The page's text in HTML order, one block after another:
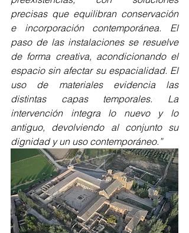
precisas que equilibran conservación
e incorporación contemporánea. El
paso de las instalaciones se resuelve
de forma creativa, acondicionando el
espacio sin afectar su espacialidad. El
uso de materiales evidencia las
distintas capas temporales. La
intervención integra lo nuevo y lo
antiguo, devolviendo al conjunto su
dignidad y un uso contemporáneo.”